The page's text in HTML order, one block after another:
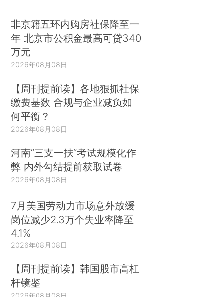
非京籍五环内购房社保降至一
年 北京市公积金最高可贷340
万元
2026年08月08日
【周刊提前读】各地狠抓社保
缴费基数 合规与企业减负如
何平衡？
2026年08月08日
河南“三支一扶”考试规模化作
弊 内外勾结提前获取试卷
2026年08月08日
7月美国劳动力市场意外放缓
岗位减少2.3万个失业率降至
4.1%
2026年08月08日
【周刊提前读】韩国股市高杠
杆镜鉴